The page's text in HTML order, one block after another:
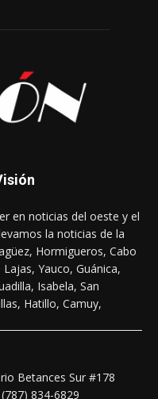
en noticias del oeste y el
la noticias de la
Hormigueros, Cabo
Yauco, Guánica,
Isabela, San
Hatillo, Camuy,
Betances Sur #178
834-6829